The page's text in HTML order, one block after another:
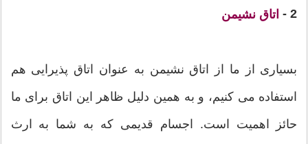
2 - اتاق نشیمن
بسیاری از ما از اتاق نشیمن به عنوان اتاق پذیرایی هم
استفاده می کنیم، و به همین دلیل ظاهر این اتاق برای ما
حائز اهمیت است. اجسام قدیمی که به شما به ارث